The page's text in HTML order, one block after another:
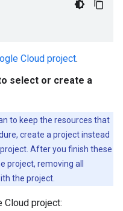
Cloud project.
select or create a
to keep the resources that
create a project instead
After you finish these
project, removing all
the project.
Cloud project: